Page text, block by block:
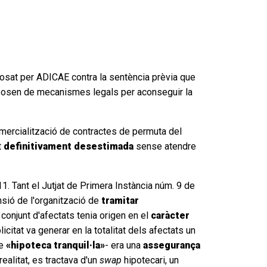
per ADICAE contra la sentència prèvia que
de mecanismes legals per aconseguir la
de contractes de permuta del
definitivament desestimada sense atendre
Tant el Jutjat de Primera Instància núm. 9 de
de l'organització de tramitar
d'afectats tenia origen en el caràcter
va generar en la totalitat dels afectats un
«hipoteca tranquil·la»- era una assegurança
es tractava d'un swap hipotecari, un